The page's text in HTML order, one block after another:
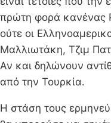
πρώτη φορά κανένας
ούτε οι
Μαλλιωτάκη, Τζιμ
Αν και δηλώνουν
από την Τουρκία.
Η στάση τους